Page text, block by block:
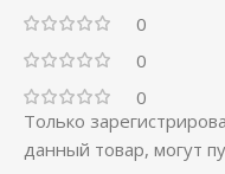
0
0
0
Только
данный товар, могут